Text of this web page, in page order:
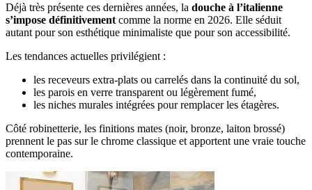
Déjà très présente ces dernières années, la douche à l’italienne
s’impose définitivement comme la norme en 2026. Elle séduit
autant pour son esthétique minimaliste que pour son accessibilité.
Les tendances actuelles privilégient :
les receveurs extra-plats ou carrelés dans la continuité du sol,
les parois en verre transparent ou légèrement fumé,
les niches murales intégrées pour remplacer les étagères.
Côté robinetterie, les finitions mates (noir, bronze, laiton brossé)
prennent le pas sur le chrome classique et apportent une vraie touche
contemporaine.